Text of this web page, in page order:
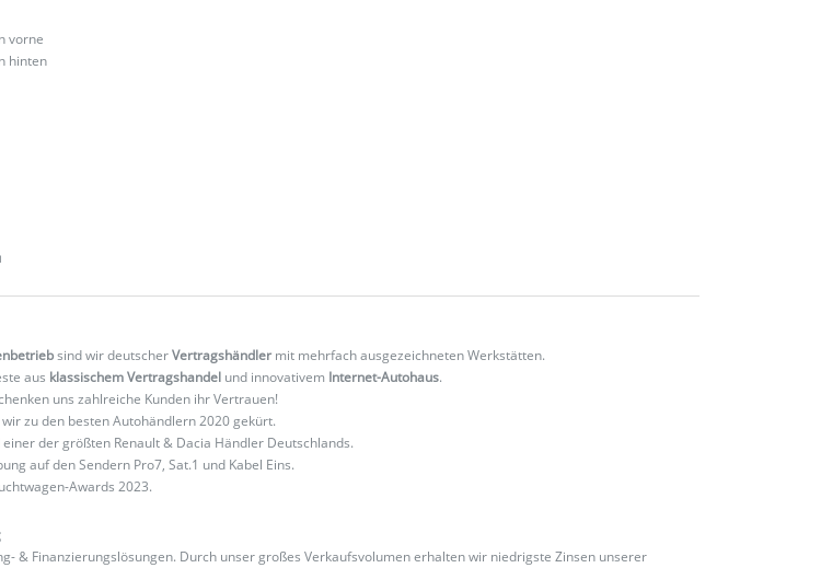
vorne
hinten
sind wir deutscherVertragshändler mit mehrfach ausgezeichneten Werkstätten.
aus klassischem Vertragshandel und innovativem Internet-Autohaus.
uns zahlreiche Kunden ihr Vertrauen!
zu den besten Autohändlern 2020 gekürt.
einer der größten Renault & Dacia Händler Deutschlands.
auf den Sendern Pro7, Sat.1 und Kabel Eins.
Awards 2023.
& Finanzierungslösungen. Durch unser großes Verkaufsvolumen erhalten wir niedrigste Zinsen unserer